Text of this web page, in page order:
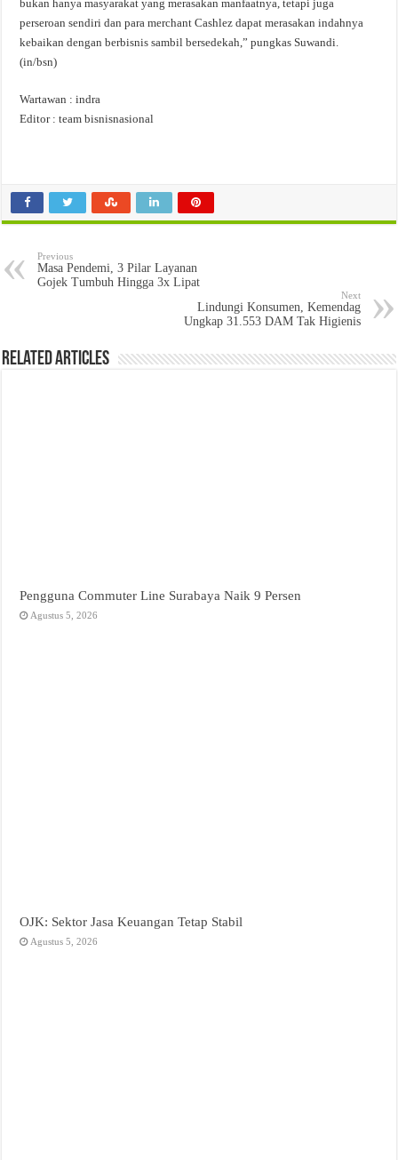
bukan hanya masyarakat yang merasakan manfaatnya, tetapi juga
perseroan sendiri dan para merchant Cashlez dapat merasakan indahnya
kebaikan dengan berbisnis sambil bersedekah,” pungkas Suwandi.
(in/bsn)
Wartawan : indra
Editor : team bisnisnasional
Previous
Masa Pendemi, 3 Pilar Layanan
Gojek Tumbuh Hingga 3x Lipat
Next
Lindungi Konsumen, Kemendag
Ungkap 31.553 DAM Tak Higienis
Related Articles
Pengguna Commuter Line Surabaya Naik 9 Persen
Agustus 5, 2026
OJK: Sektor Jasa Keuangan Tetap Stabil
Agustus 5, 2026